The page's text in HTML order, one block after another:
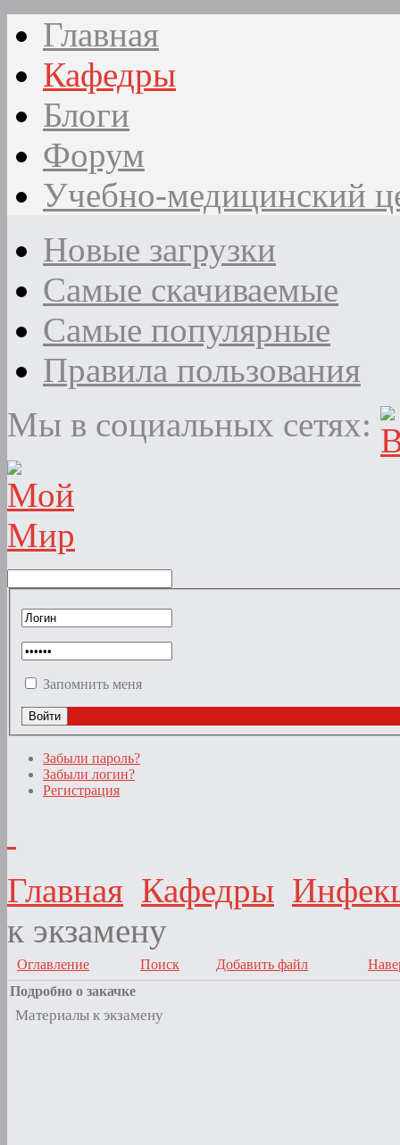
Главная
Кафедры
Блоги
Форум
Учебно-медицинский
Новые загрузки
Самые скачиваемые
Самые популярные
Правила пользования
Мы в социальных сетях:
Запомнить меня
Забыли пароль?
Забыли логин?
Регистрация
Главная Кафедры
к экзамену
Оглавление Поиск Добавить файл
Подробно о закачке
Материалы к экзамену